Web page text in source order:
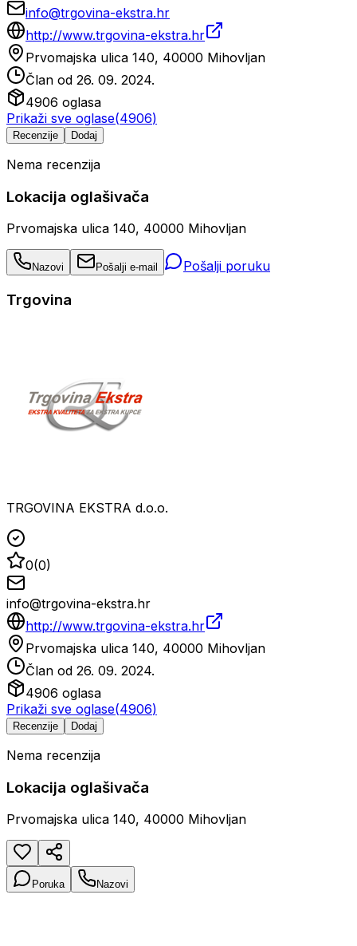
info@trgovina-ekstra.hr
http://www.trgovina-ekstra.hr
Prvomajska ulica 140, 40000 Mihovljan
Član od 26. 09. 2024.
4906 oglasa
Prikaži sve oglase(4906)
Recenzije Dodaj
Nema recenzija
Lokacija oglašivača
Prvomajska ulica 140, 40000 Mihovljan
Nazovi Pošalji e-mail Pošalji poruku
Trgovina
TRGOVINA EKSTRA d.o.o.
0(0)
info@trgovina-ekstra.hr
http://www.trgovina-ekstra.hr
Prvomajska ulica 140, 40000 Mihovljan
Član od 26. 09. 2024.
4906 oglasa
Prikaži sve oglase(4906)
Recenzije Dodaj
Nema recenzija
Lokacija oglašivača
Prvomajska ulica 140, 40000 Mihovljan
Poruka Nazovi